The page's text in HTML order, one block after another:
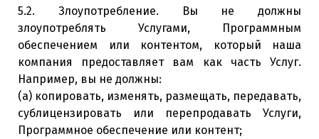
5.2. Злоупотребление. Вы не должны
злоупотреблять Услугами, Программным
обеспечением или контентом, который наша
компания предоставляет вам как часть Услуг.
Например, вы не должны:
(а) копировать, изменять, размещать, передавать,
сублицензировать или перепродавать Услуги,
Программное обеспечение или контент;